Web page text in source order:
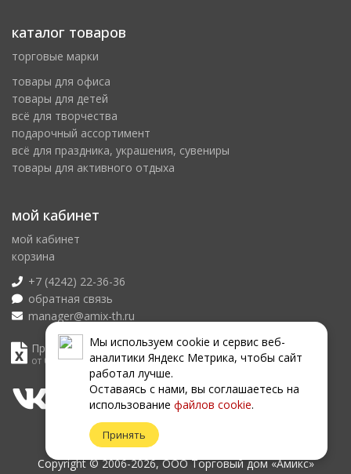
Мы используем сookie и сервис веб-
аналитики Яндекс Метрика, чтобы сайт
работал лучше.
Оставаясь с нами, вы соглашаетесь на
использование файлов сookie.
Принять
каталог товаров
торговые марки
товары для офиса
товары для детей
всё для творчества
подарочный ассортимент
всё для праздника, украшения, сувениры
товары для активного отдыха
мой кабинет
мой кабинет
корзина
+7 (4242) 22-36-36
обратная связь
manager@amix-th.ru
Прайс лист
от 07.08.2026
Copyright © 2006-2026, ООО Торговый дом «Амикс»